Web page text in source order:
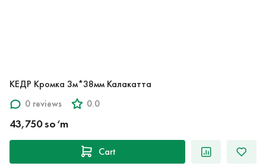
КЕДР Кромка 3м*38мм Калакатта
0 reviews
0.0
43,750 so‘m
Cart